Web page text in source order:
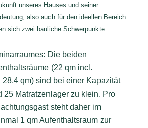
unseres Hauses und seiner
also auch für den ideellen Bereich
sich zwei bauliche Schwerpunkte
Die beiden
(22 qm incl.
28,4 qm) sind bei einer Kapazität
25 Matratzenlager zu klein. Pro
steht daher im
1 qm Aufenthaltsraum zur